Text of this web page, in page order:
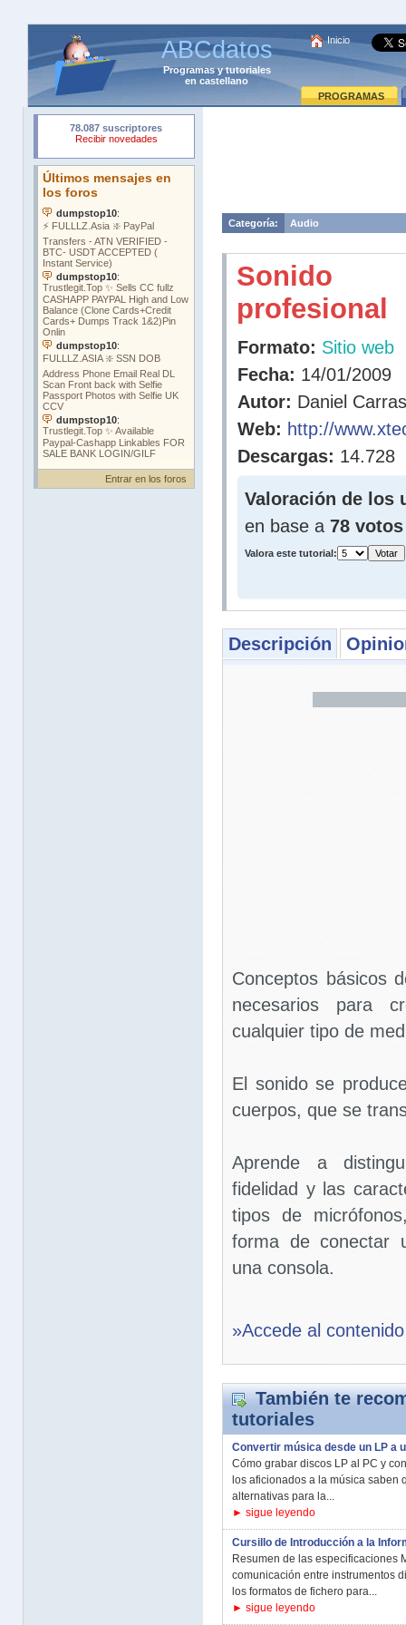
ABCdatos
Programasytutoriales
en castellano
Inicio
PROGRAMAS
Entrar en los foros
Categoría: Audio
Sonido
profesional
Formato: Sitio web
Fecha: 14/01/2009
Autor: Daniel
Web: http://
Descargas: 14.728
Valoración de los
en base a 78 votos
Valora este tutorial:
Descripción
Conceptos básicos
necesarios para
cualquier tipo de
El sonido se
cuerpos, que se
Aprende a
fidelidad y las
tipos de
forma de conectar
una consola.
»Accede al
También te
tutoriales
Convertir música desde un LP a
Cómo grabar discos LP al PC y
los aficionados a la música saben
alternativas para la...
► sigue leyendo
Cursillo de Introducción a la
Resumen de las especificaciones
comunicación entre instrumentos
los formatos de fichero para...
► sigue leyendo